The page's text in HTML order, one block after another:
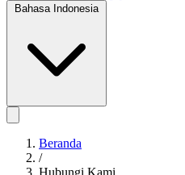
Bahasa Indonesia
Beranda
/
Hubungi Kami